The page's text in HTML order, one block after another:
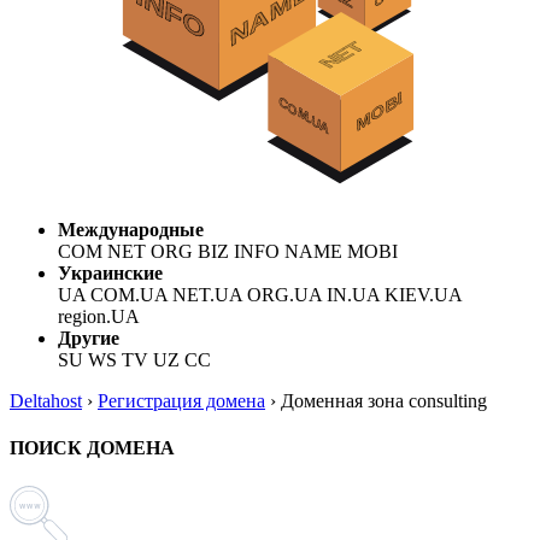
Международные
COM NET ORG BIZ INFO NAME MOBI
Украинские
UA COM.UA NET.UA ORG.UA IN.UA KIEV.UA
region.UA
Другие
SU WS TV UZ CC
Deltahost › Регистрация домена › Доменная зона consulting
ПОИСК ДОМЕНА